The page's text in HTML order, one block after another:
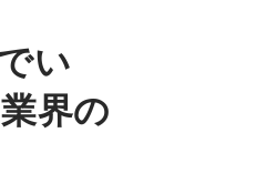
い
界の